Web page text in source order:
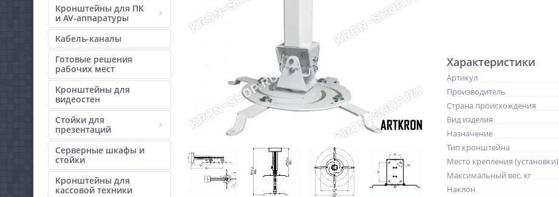
Кронштейны для ПК
и AV-аппаратуры
Кабель-каналы
Готовые решения
рабочих мест
Кронштейны для
видеостен
Стойки для
презентаций
Серверные шкафы и
стойки
Кронштейны для
кассовой техники
Характеристики
Артикул
Производитель
Страна происхождения
Вид изделия
Назначение
Тип кронштейна
Место крепления (установки)
Максимальный вес, кг
Наклон